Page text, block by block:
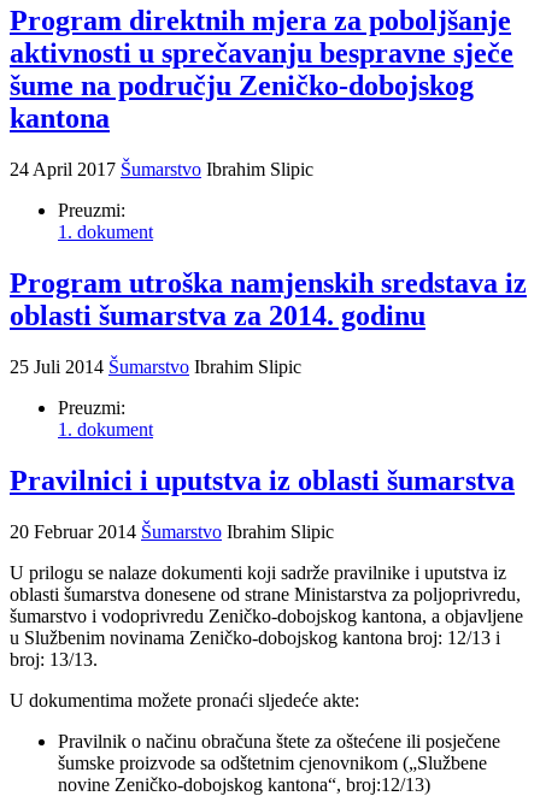
Program direktnih mjera za poboljšanje
aktivnosti u sprečavanju bespravne sječe
šume na području Zeničko-dobojskog
kantona
24 April 2017 Šumarstvo Ibrahim Slipic
Preuzmi:
1. dokument
Program utroška namjenskih sredstava iz
oblasti šumarstva za 2014. godinu
25 Juli 2014 Šumarstvo Ibrahim Slipic
Preuzmi:
1. dokument
Pravilnici i uputstva iz oblasti šumarstva
20 Februar 2014 Šumarstvo Ibrahim Slipic
U prilogu se nalaze dokumenti koji sadrže pravilnike i uputstva iz
oblasti šumarstva donesene od strane Ministarstva za poljoprivredu,
šumarstvo i vodoprivredu Zeničko-dobojskog kantona, a objavljene
u Službenim novinama Zeničko-dobojskog kantona broj: 12/13 i
broj: 13/13.
U dokumentima možete pronaći sljedeće akte:
Pravilnik o načinu obračuna štete za oštećene ili posječene
šumske proizvode sa odštetnim cjenovnikom („Službene
novine Zeničko-dobojskog kantona“, broj:12/13)